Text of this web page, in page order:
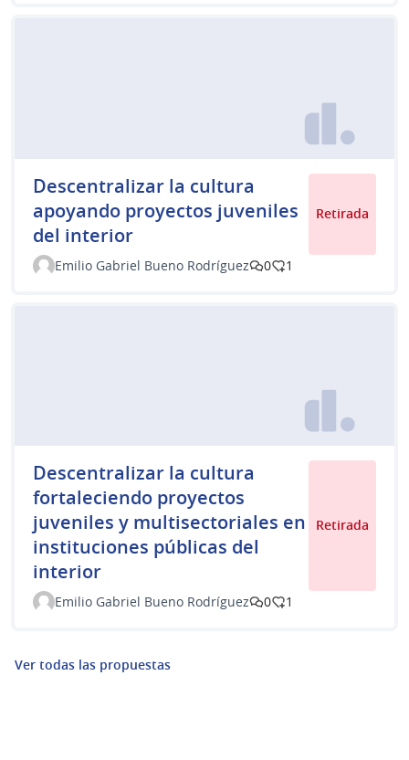
Descentralizar la cultura
apoyando proyectos juveniles
del interior
Retirada
Emilio Gabriel Bueno Rodríguez 0 1
Descentralizar la cultura
fortaleciendo proyectos
juveniles y multisectoriales en
instituciones públicas del
interior
Retirada
Emilio Gabriel Bueno Rodríguez 0 1
Ver todas las propuestas